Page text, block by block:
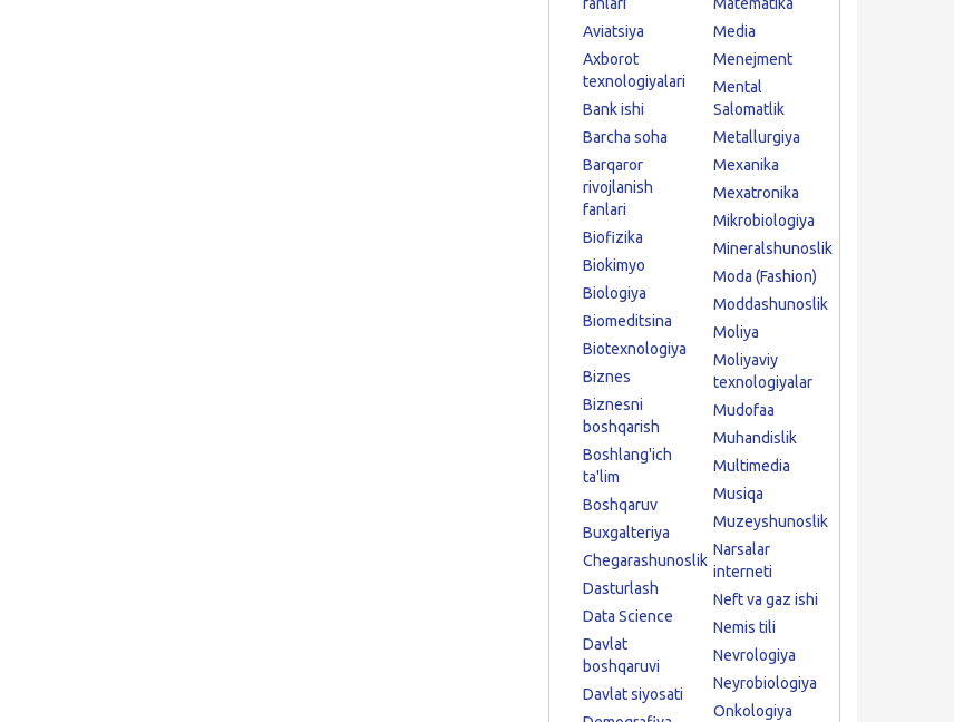
Aviatsiya
Axborot
texnologiyalari
Bank ishi
Barcha soha
Barqaror
rivojlanish
fanlari
Biofizika
Biokimyo
Biologiya
Biomeditsina
Biotexnologiya
Biznes
Biznesni
boshqarish
Boshlang'ich
ta'lim
Boshqaruv
Buxgalteriya
Chegarashunoslik
Dasturlash
Data Science
Davlat
boshqaruvi
Davlat siyosati
Media
Menejment
Mental
Salomatlik
Metallurgiya
Mexanika
Mexatronika
Mikrobiologiya
Mineralshunoslik
Moda (Fashion)
Moddashunoslik
Moliya
Moliyaviy
texnologiyalar
Mudofaa
Muhandislik
Multimedia
Musiqa
Muzeyshunoslik
Narsalar
interneti
Neft va gaz ishi
Nemis tili
Nevrologiya
Neyrobiologiya
Onkologiya